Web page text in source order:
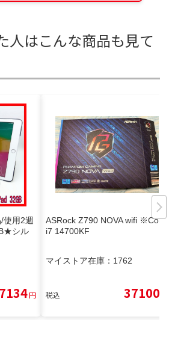
人はこんな商品も見て
使用2週
シル
7134円
ASRock Z790 NOVA wifi ※Core
i7 14700KF
マイストア在庫： 1762
税込 37100